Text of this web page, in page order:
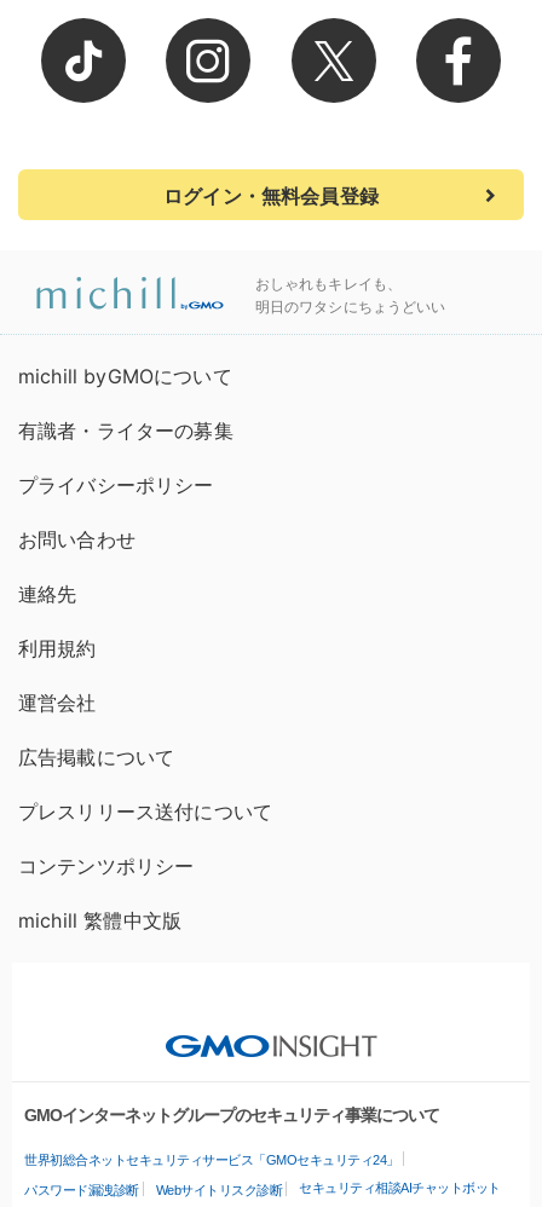
ログイン・無料会員登録
おしゃれもキレイも、
明日のワタシにちょうどいい
michill byGMOについて
有識者・ライターの募集
プライバシーポリシー
お問い合わせ
連絡先
利用規約
運営会社
広告掲載について
プレスリリース送付について
コンテンツポリシー
michill 繁體中文版
GMOインターネットグループのセキュリティ事業について
世界初総合ネットセキュリティサービス「GMOセキュリティ24」
パスワード漏洩診断 Webサイトリスク診断 セキュリティ相談AIチャットボット